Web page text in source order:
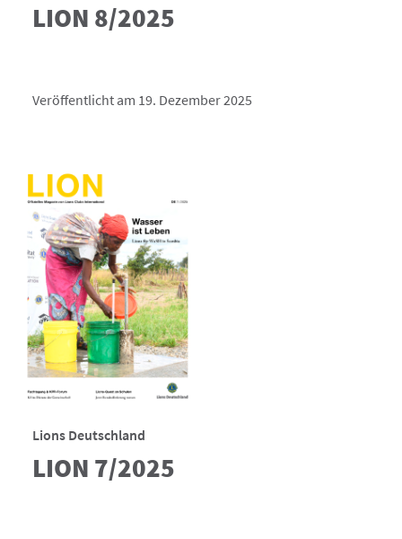
LION 8/2025
Veröffentlicht am 19. Dezember 2025
Lions Deutschland
LION 7/2025